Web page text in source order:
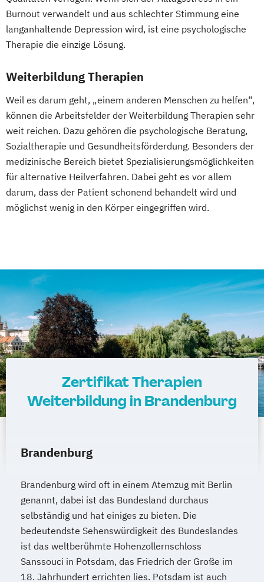
Ketogene Ernährung
Kindersport Trainer
Krankheitsbilder im Gesundheitssport
Life Coach
Sportmentaltrainer Sporttherapeut
Stress- und Burnout-Coach
Wellness- und Spa-Management
Traumafachberater/-in
Burnout verwandelt und aus schlechter Stimmung eine
langanhaltende Depression wird, ist eine psychologische
Therapie die einzige Lösung.
Weiterbildung Therapien
Weil es darum geht, „einem anderen Menschen zu helfen“,
können die Arbeitsfelder der Weiterbildung Therapien sehr
weit reichen. Dazu gehören die psychologische Beratung,
Sozialtherapie und Gesundheitsförderdung. Besonders der
medizinische Bereich bietet Spezialisierungsmöglichkeiten
für alternative Heilverfahren. Dabei geht es vor allem
darum, dass der Patient schonend behandelt wird und
möglichst wenig in den Körper eingegriffen wird.
Zertifikat Therapien
Weiterbildung in Brandenburg
Brandenburg
Brandenburg wird oft in einem Atemzug mit Berlin
genannt, dabei ist das Bundesland durchaus
selbständig und hat einiges zu bieten. Die
bedeutendste Sehenswürdigkeit des Bundeslandes
ist das weltberühmte Hohenzollernschloss
Sanssouci in Potsdam, das Friedrich der Große im
18. Jahrhundert errichten lies. Potsdam ist auch